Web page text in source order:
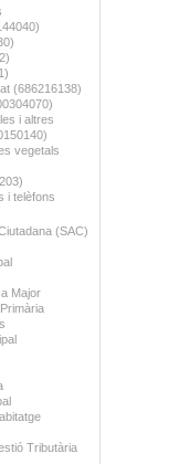
(686216138)
i altres
vegetals
i telèfons
(SAC)
Major
Tributària